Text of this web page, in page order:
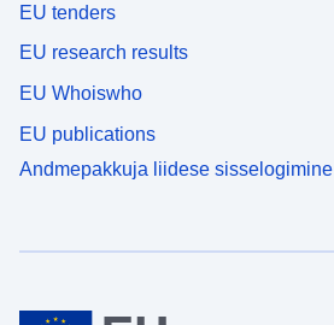
EU tenders
EU research results
EU Whoiswho
EU publications
Andmepakkuja liidese sisselogimine